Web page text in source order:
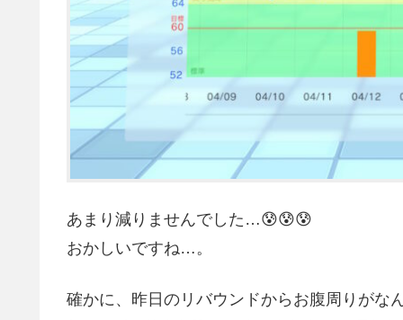
あまり減りませんでした…😰😰😰
おかしいですね…。
確かに、昨日のリバウンドからお腹周りがな